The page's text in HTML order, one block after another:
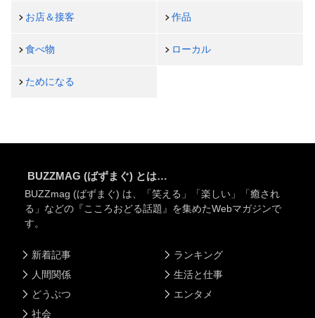
お店＆接客 作品
食べ物 ローカル
ためになる
BUZZMAG (ばずまぐ) とは…
BUZZmag (ばずまぐ) は、「笑える」「楽しい」「癒され
る」などの『こころおどる話題』を集めたWebマガジンで
す。
新着記事
人間関係
どうぶつ
社会
ランキング
生活と仕事
エンタメ